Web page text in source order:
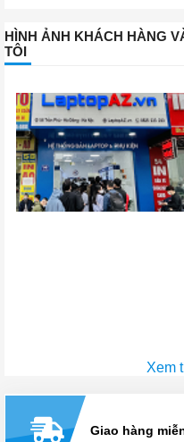
HÌNH ẢNH KHÁCH HÀNG
TÔI
Xem
Giao hàng